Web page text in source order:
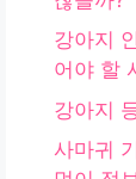
강아지
어야 할
강아지
사마귀